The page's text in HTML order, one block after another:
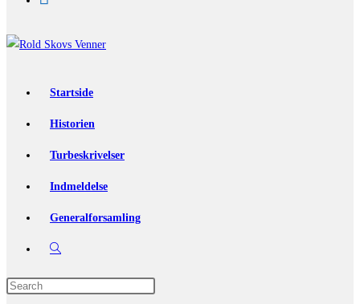
Startside
Historien
Turbeskrivelser
Indmeldelse
Generalforsamling
Toggle
website